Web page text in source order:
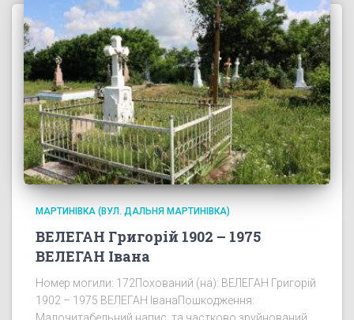
МАРТИНІВКА (ВУЛ. ДАЛЬНЯ МАРТИНІВКА)
ВЕЛЕГАН Григорій 1902 – 1975
ВЕЛЕГАН Івана
Номер могили: 172Похований (на): ВЕЛЕГАН Григорій
1902 – 1975 ВЕЛЕГАН ІванаПошкодження: